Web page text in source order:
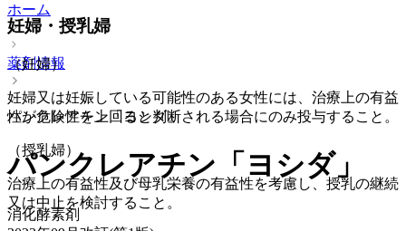
妊婦・授乳婦
（妊婦）
妊婦又は妊娠している可能性のある女性には、治療上の有益
性が危険性を上回ると判断される場合にのみ投与すること。
（授乳婦）
治療上の有益性及び母乳栄養の有益性を考慮し、授乳の継続
又は中止を検討すること。
ホーム
薬剤情報
パンクレアチン「ヨシダ」
パンクレアチン「ヨシダ」
消化酵素剤